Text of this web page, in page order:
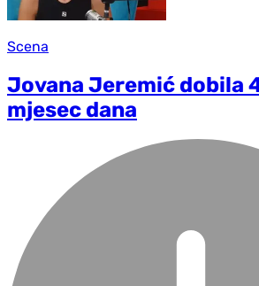
Scena
Jovana Jeremić dobila
mjesec dana